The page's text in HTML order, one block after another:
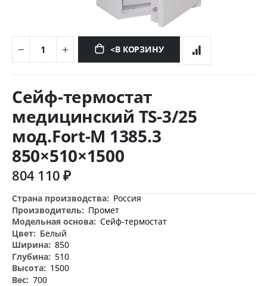
<В КОРЗИНУ
началу
изображений
Сейф-термостат
медицинский TS-3/25
мод.Fort-M 1385.3
850×510×1500
804 110 ₽
Дополнительная
информация
Россия
Промет
Сейф-термостат
Белый
850
510
1500
700